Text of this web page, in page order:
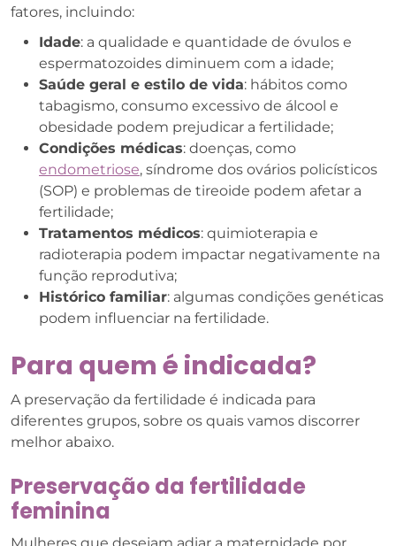
fatores, incluindo:
Idade: a qualidade e quantidade de óvulos e
espermatozoides diminuem com a idade;
Saúde geral e estilo de vida: hábitos como
tabagismo, consumo excessivo de álcool e
obesidade podem prejudicar a fertilidade;
Condições médicas: doenças, como
endometriose, síndrome dos ovários policísticos
(SOP) e problemas de tireoide podem afetar a
fertilidade;
Tratamentos médicos: quimioterapia e
radioterapia podem impactar negativamente na
função reprodutiva;
Histórico familiar: algumas condições genéticas
podem influenciar na fertilidade.
Para quem é indicada?
A preservação da fertilidade é indicada para
diferentes grupos, sobre os quais vamos discorrer
melhor abaixo.
Preservação da fertilidade
feminina